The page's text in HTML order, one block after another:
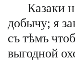
Казаки
добычу; я
съ тѣмъ
выгодной